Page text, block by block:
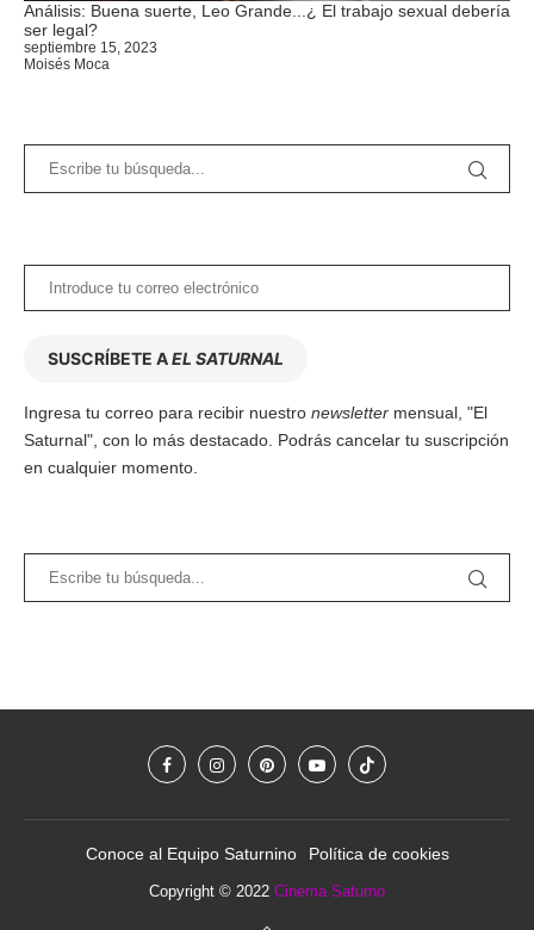
Análisis: Buena suerte, Leo Grande...¿ El trabajo sexual debería
ser legal?
septiembre 15, 2023
Moisés Moca
SUSCRÍBETE AEL SATURNAL
Ingresa tu correo para recibir nuestro newsletter mensual, "El
Saturnal", con lo más destacado. Podrás cancelar tu suscripción
en cualquier momento.
Conoce al Equipo Saturnino Política de cookies
Copyright © 2022 Cinema Saturno